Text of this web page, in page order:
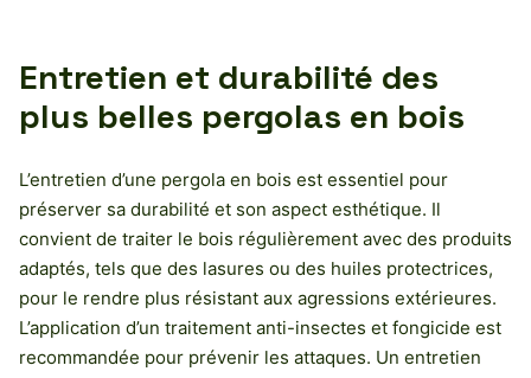
Entretien et durabilité des
plus belles pergolas en bois
L’entretien d’une pergola en bois est essentiel pour
préserver sa durabilité et son aspect esthétique. Il
convient de traiter le bois régulièrement avec des produits
adaptés, tels que des lasures ou des huiles protectrices,
pour le rendre plus résistant aux agressions extérieures.
L’application d’un traitement anti-insectes et fongicide est
recommandée pour prévenir les attaques. Un entretien